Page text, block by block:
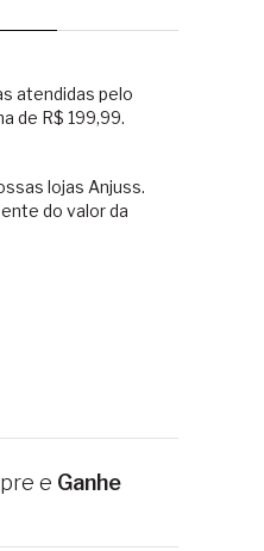
atendidas pelo
de R$ 199,99.
lojas Anjuss.
do valor da
e Ganhe